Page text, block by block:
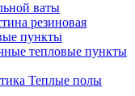
ваты
резиновая
пункты
тепловые пункты
Теплые полы